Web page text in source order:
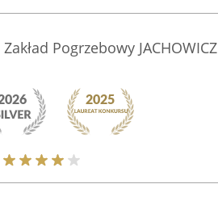
Pogrzebowy JACHOWICZ